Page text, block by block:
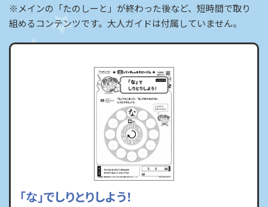
※メインの「たのしーと」が終わった後など、短時間で取り
組めるコンテンツです。大人ガイドは付属していません。
「な」でしりとりしよう！